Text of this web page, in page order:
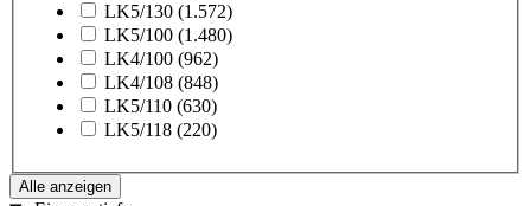
LK5/130 (1.572)
LK5/100 (1.480)
LK4/100 (962)
LK4/108 (848)
LK5/110 (630)
LK5/118 (220)
Alle anzeigen